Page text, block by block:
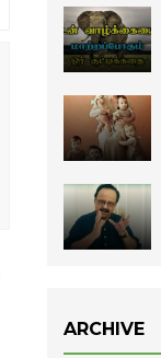
ARCHIVE